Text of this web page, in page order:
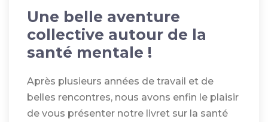
Une belle aventure
collective autour de la
santé mentale !
Après plusieurs années de travail et de
belles rencontres, nous avons enfin le plaisir
de vous présenter notre livret sur la santé